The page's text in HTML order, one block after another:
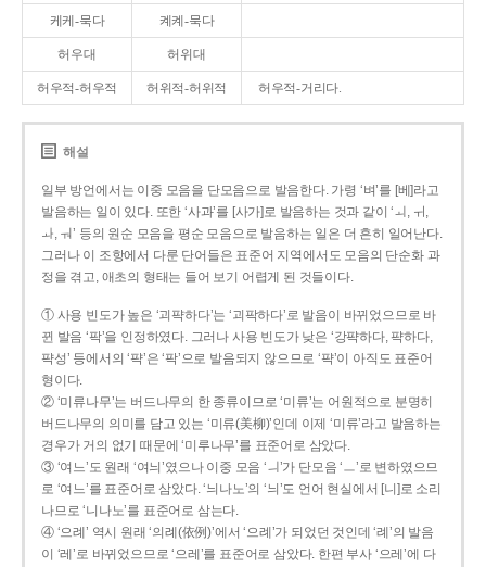
케케-묵다 켸켸-묵다
허우대 허위대
허우적-허우적 허위적-허위적 허우적-거리다.
해설
일부 방언에서는 이중 모음을 단모음으로 발음한다. 가령 ‘벼’를 [베]라고
발음하는 일이 있다. 또한 ‘사과’를 [사가]로 발음하는 것과 같이 ‘ㅚ, ㅟ,
ㅘ, ㅝ’ 등의 원순 모음을 평순 모음으로 발음하는 일은 더 흔히 일어난다.
그러나 이 조항에서 다룬 단어들은 표준어 지역에서도 모음의 단순화 과
정을 겪고, 애초의 형태는 들어 보기 어렵게 된 것들이다.
① 사용 빈도가 높은 ‘괴퍅하다’는 ‘괴팍하다’로 발음이 바뀌었으므로 바
뀐 발음 ‘팍’을 인정하였다. 그러나 사용 빈도가 낮은 ‘강퍅하다, 퍅하다,
퍅성’ 등에서의 ‘퍅’은 ‘팍’으로 발음되지 않으므로 ‘퍅’이 아직도 표준어
형이다.
② ‘미류나무’는 버드나무의 한 종류이므로 ‘미류’는 어원적으로 분명히
버드나무의 의미를 담고 있는 ‘미류(美柳)’인데 이제 ‘미류’라고 발음하는
경우가 거의 없기 때문에 ‘미루나무’를 표준어로 삼았다.
③ ‘여느’도 원래 ‘여늬’였으나 이중 모음 ‘ㅢ’가 단모음 ‘ㅡ’로 변하였으므
로 ‘여느’를 표준어로 삼았다. ‘늬나노’의 ‘늬’도 언어 현실에서 [니]로 소리
나므로 ‘니나노’를 표준어로 삼는다.
④ ‘으례’ 역시 원래 ‘의례(依例)’에서 ‘으례’가 되었던 것인데 ‘례’의 발음
이 ‘레’로 바뀌었으므로 ‘으레’를 표준어로 삼았다. 한편 부사 ‘으레’에 다